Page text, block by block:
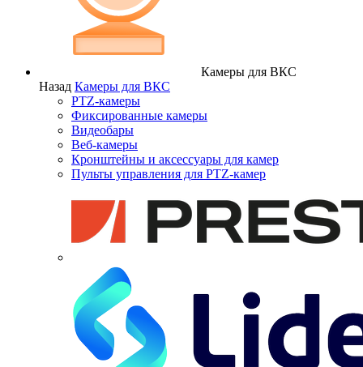
Камеры для ВКС
Назад Камеры для ВКС
PTZ-камеры
Фиксированные камеры
Видеобары
Веб-камеры
Кронштейны и аксессуары для камер
Пульты управления для PTZ-камер